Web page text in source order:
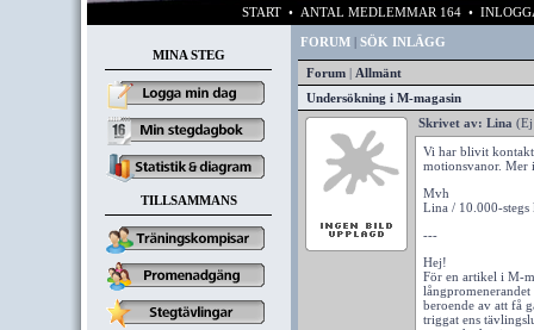
START • ANTAL MEDLEMMAR 164 •
MINA STEG
TILLSAMMANS
FORUM| SÖK INLÄGG
Forum| Allmänt
Undersökning i M-magasin
Skrivet av: Lina (Ej
Vi har blivit
motionsvanor. Mer
Mvh
Lina / 10.000-stegs
---
Hej!
För en artikel i M-
beroende av att få
triggat ens